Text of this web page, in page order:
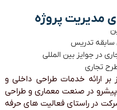
مدیریت پروژه
در جوایز بین المللی
تجاری
بر ارائه خدمات طراحی داخلی و
در صنعت معماری و طراحی
در راستای فعالیت های حرفه